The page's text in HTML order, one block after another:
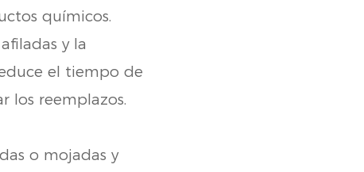
químicos.
y la
el tiempo de
los reemplazos.
o mojadas y